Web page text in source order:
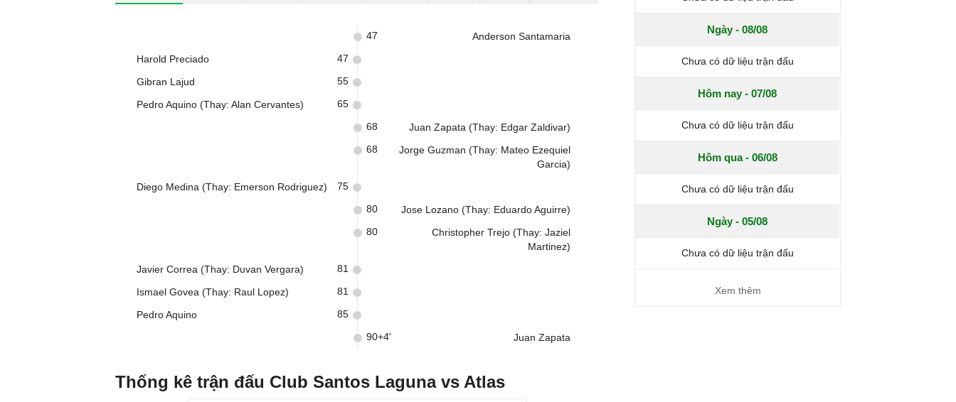
Anderson Santamaria
47
Harold Preciado 47
Gibran Lajud 55
Pedro Aquino (Thay: Alan Cervantes) 65
Juan Zapata (Thay: Edgar Zaldivar)
68
Jorge Guzman (Thay: Mateo Ezequiel
Garcia)
68
Diego Medina (Thay: Emerson Rodriguez) 75
Jose Lozano (Thay: Eduardo Aguirre)
80
Christopher Trejo (Thay: Jaziel
Martinez)
80
Javier Correa (Thay: Duvan Vergara) 81
Ismael Govea (Thay: Raul Lopez) 81
Pedro Aquino 85
Juan Zapata
90+4'
Thống kê trận đấu Club Santos Laguna vs Atlas
Ngày - 08/08
Chưa có dữ liệu trận đấu
Hôm nay - 07/08
Chưa có dữ liệu trận đấu
Hôm qua - 06/08
Chưa có dữ liệu trận đấu
Ngày - 05/08
Chưa có dữ liệu trận đấu
Xem thêm